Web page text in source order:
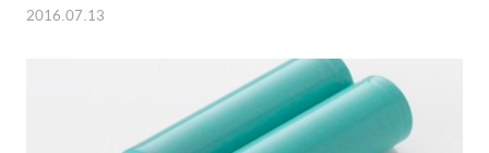
2016.07.13